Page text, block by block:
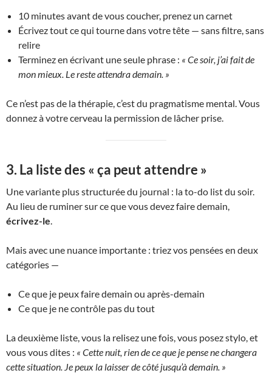
10 minutes avant de vous coucher, prenez un carnet
Écrivez tout ce qui tourne dans votre tête — sans filtre, sans
relire
Terminez en écrivant une seule phrase : « Ce soir, j’ai fait de
mon mieux. Le reste attendra demain. »
Ce n’est pas de la thérapie, c’est du pragmatisme mental. Vous
donnez à votre cerveau la permission de lâcher prise.
3. La liste des « ça peut attendre »
Une variante plus structurée du journal : la to-do list du soir.
Au lieu de ruminer sur ce que vous devez faire demain,
écrivez-le.
Mais avec une nuance importante : triez vos pensées en deux
catégories —
Ce que je peux faire demain ou après-demain
Ce que je ne contrôle pas du tout
La deuxième liste, vous la relisez une fois, vous posez stylo, et
vous vous dites : « Cette nuit, rien de ce que je pense ne changera
cette situation. Je peux la laisser de côté jusqu’à demain. »